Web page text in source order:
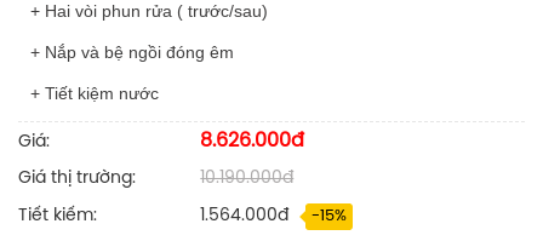
+ Hai vòi phun rửa ( trước/sau)
+ Nắp và bệ ngồi đóng êm
+ Tiết kiệm nước
Giá: 8.626.000đ
Giá thị trường: 10.190.000đ
Tiết kiếm: 1.564.000đ -15%